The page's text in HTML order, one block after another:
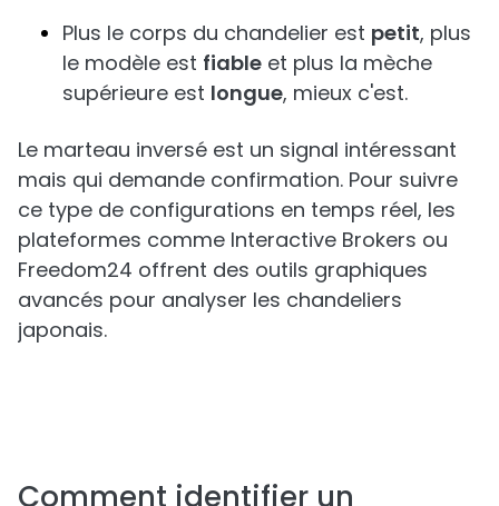
Plus le corps du chandelier est petit, plus
le modèle est fiable et plus la mèche
supérieure est longue, mieux c'est.
Le marteau inversé est un signal intéressant
mais qui demande confirmation. Pour suivre
ce type de configurations en temps réel, les
plateformes comme Interactive Brokers ou
Freedom24 offrent des outils graphiques
avancés pour analyser les chandeliers
japonais.
Comment identifier un